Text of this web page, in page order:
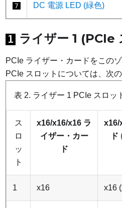
7 DC 電源 LED (緑色)
1 ライザー 1 (PCIe
PCIe ライザー・カードをこの
PCIe スロットについては、次
表 2. ライザー 1 PCIe スロッ
ス
ロ
ッ
ト
x16/x16/x16 ラ
イザー・カー
ド
x16/
ド
1 x16 x16